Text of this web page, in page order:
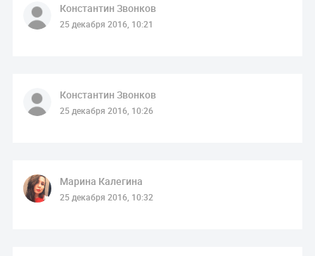
Константин Звонков
25 декабря 2016, 10:21
Константин Звонков
25 декабря 2016, 10:26
Марина Калегина
25 декабря 2016, 10:32